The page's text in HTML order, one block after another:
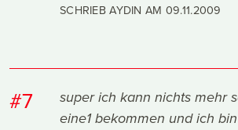
SCHRIEB AYDIN AM 09.11.2009
#7
super ich kann nichts mehr
eine1 bekommen und ich